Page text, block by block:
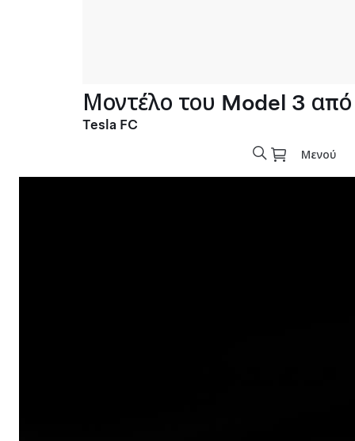
Μοντέλο του Model 3 από
Tesla FC
Μενού